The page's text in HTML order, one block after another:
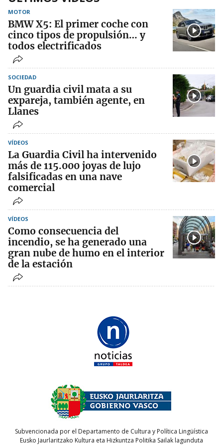
MOTOR
BMW X5: El primer coche con
cinco tipos de propulsión… y
todos electrificados
SOCIEDAD
Un guardia civil mata a su
expareja, también agente, en
Llanes
VÍDEOS
La Guardia Civil ha intervenido
más de 115.000 joyas de lujo
falsificadas en una nave
comercial
VÍDEOS
Como consecuencia del
incendio, se ha generado una
gran nube de humo en el interior
de la estación
Subvencionada por el Departamento de Cultura y Política Lingüística
Eusko Jaurlaritzako Kultura eta Hizkuntza Politika Sailak lagunduta